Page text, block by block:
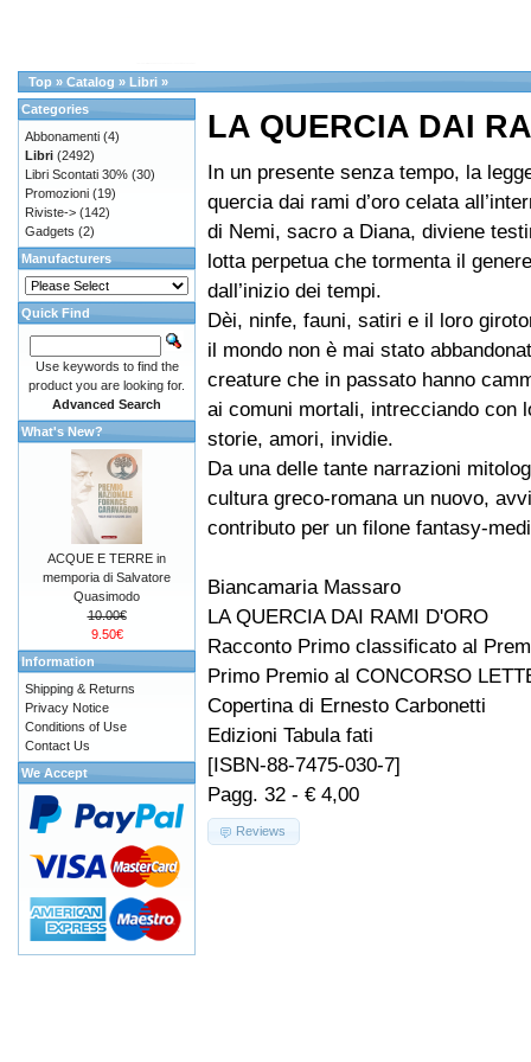
Top » Catalog » Libri »
LA QUERCIA DAI
In un presente senza tempo, la
quercia dai rami d’oro celata
di Nemi, sacro a Diana, diviene
lotta perpetua che tormenta il
dall’inizio dei tempi.
Dèi, ninfe, fauni, satiri e il loro
il mondo non è mai stato
creature che in passato hanno
ai comuni mortali, intrecciando con
storie, amori, invidie.
Da una delle tante narrazioni
cultura greco-romana un nuovo,
contributo per un filone fantasy-
Biancamaria Massaro
LA QUERCIA DAI RAMI D'ORO
Racconto Primo classificato al
Primo Premio al CONCORSO
Copertina di Ernesto Carbonetti
Edizioni Tabula fati
[ISBN-88-7475-030-7]
Pagg. 32 - € 4,00
Reviews
Categories
Abbonamenti (4)
Libri (2492)
Libri Scontati 30% (30)
Promozioni (19)
Riviste-> (142)
Gadgets (2)
Manufacturers
Quick Find
Use keywords to find the
product you are looking for.
Advanced Search
What's New?
ACQUE E TERRE in
memporia di Salvatore
Quasimodo
10.00€
9.50€
Information
Shipping & Returns
Privacy Notice
Conditions of Use
Contact Us
We Accept